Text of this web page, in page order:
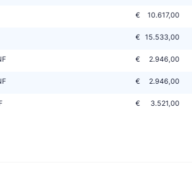
€ 10.617,00
€ 15.533,00
€ 2.946,00
€ 2.946,00
€ 3.521,00